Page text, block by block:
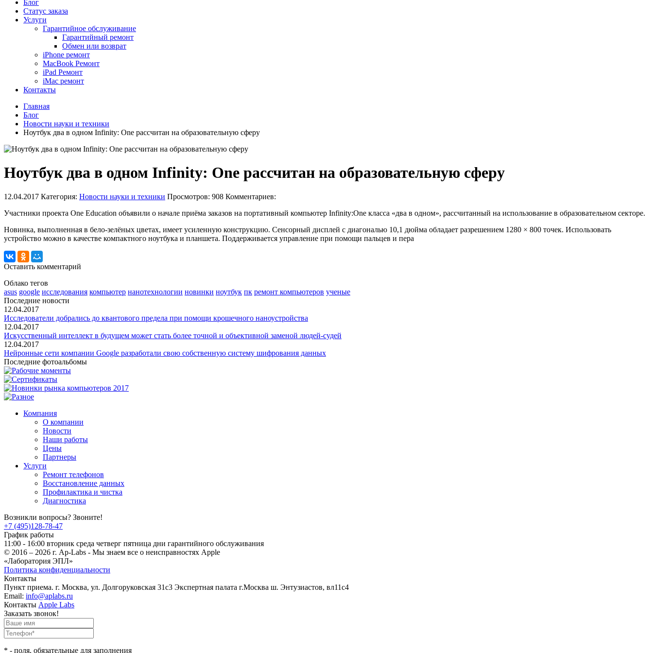
Блог
Статус заказа
Услуги
Гарантийное обслуживание
Гарантийный ремонт
Обмен или возврат
iPhone ремонт
MacBook Ремонт
iPad Ремонт
iMac ремонт
Контакты
Главная
Блог
Новости науки и техники
Ноутбук два в одном Infinity: One рассчитан на образовательную сферу
Ноутбук два в одном Infinity: One рассчитан на образовательную сферу
12.04.2017 Категория: Новости науки и техники Просмотров: 908 Комментариев:
Участники проекта One Education объявили о начале приёма заказов на портативный компьютер Infinity:One класса «два в одном», рассчитанный на использование в образовательном секторе.
Новинка, выполненная в бело-зелёных цветах, имеет усиленную конструкцию. Сенсорный дисплей с диагональю 10,1 дюйма обладает разрешением 1280 × 800 точек. Использовать
устройство можно в качестве компактного ноутбука и планшета. Поддерживается управление при помощи пальцев и пера
Оставить комментарий
Облако тегов
asus google исследования компьютер нанотехнологии новинки ноутбук пк ремонт компьютеров ученые
Последние новости
12.04.2017
Исследователи добрались до квантового предела при помощи крошечного наноустройства
12.04.2017
Искусственный интеллект в будущем может стать более точной и объективной заменой людей-судей
12.04.2017
Нейронные сети компании Google разработали свою собственную систему шифрования данных
Последние фотоальбомы
Компания
О компании
Новости
Наши работы
Цены
Партнеры
Услуги
Ремонт телефонов
Восстановление данных
Профилактика и чистка
Диагностика
Возникли вопросы? Звоните!
+7 (495)128-78-47
График работы
11:00 - 16:00 вторник среда четверг пятница дни гарантийного обслуживания
© 2016 – 2026 г. Ap-Labs - Мы знаем все о неисправностях Apple
«Лаборатория ЭПЛ»
Политика конфиденциальности
Контакты
Пункт приема. г. Москва, ул. Долгоруковская 31с3 Экспертная палата г.Москва ш. Энтузиастов, вл11с4
Email: info@aplabs.ru
Контакты Apple Labs
Заказать звонок!
* - поля, обязательные для заполнения